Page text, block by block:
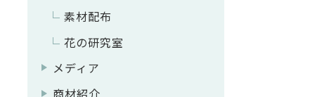
素材配布
花の研究室
メディア